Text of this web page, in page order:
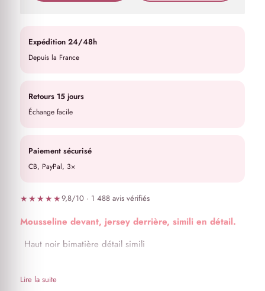
Expédition 24/48h
Depuis la France
Retours 15 jours
Échange facile
Paiement sécurisé
CB, PayPal, 3×
★★★★★9,8/10 · 1 488 avis vérifiés
Mousseline devant, jersey derrière, simili en détail.
Haut noir bimatière détail simili
Dos en jersey
Lire la suite